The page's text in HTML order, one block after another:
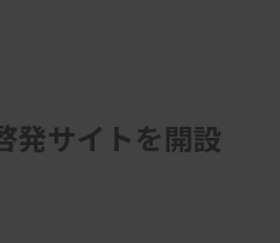
発サイトを開設